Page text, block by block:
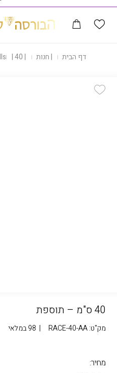
דף הבית |חנות |
|40 ס"מ – תוספת
40 ס"מ – תוספת
מק"ט:RACE-40-AA
| 98 במלאי
מחיר: